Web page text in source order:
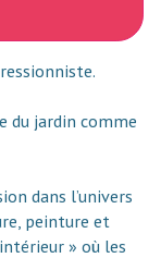
du jardin comme
dans l’univers
peinture et
» où les